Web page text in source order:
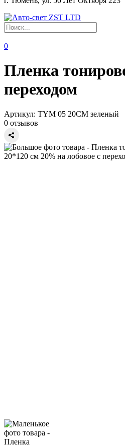
0
Пленка
переходом
Артикул: TYM 05 20CM зеленый
0 отзывов